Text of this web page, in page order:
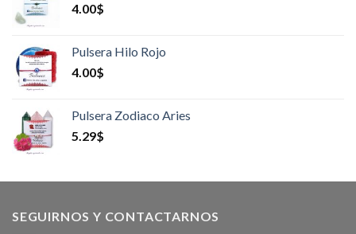
4.00$
Pulsera Hilo Rojo
4.00$
Pulsera Zodiaco Aries
5.29$
SEGUIRNOS Y CONTACTARNOS